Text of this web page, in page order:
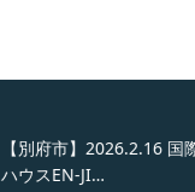
【別府市】2026.2.16 国
ハウスEN-JI…